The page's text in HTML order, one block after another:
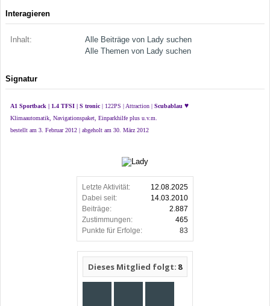
Letzte Aktivität:
12.08.2025
Dabei seit:
14.03.2010
Beiträge:
2.887
Zustimmungen:
465
Punkte für Erfolge:
83
Dieses Mitglied folgt: 8
Interagieren
Inhalt:
Alle Beiträge von Lady suchen
Alle Themen von Lady suchen
Signatur
A1 Sportback | 1.4 TFSI | S tronic | 122PS | Attraction | Scubablau ♥
Klimaautomatik, Navigationspaket, Einparkhilfe plus u.v.m.
bestellt am 3. Februar 2012 | abgeholt am 30. März 2012